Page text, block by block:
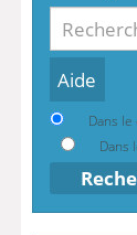
Dans le
Dans